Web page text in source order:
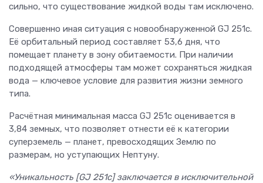
сильно, что существование жидкой воды там исключено.
Совершенно иная ситуация с новообнаруженной GJ 251c.
Её орбитальный период составляет 53,6 дня, что
помещает планету в зону обитаемости. При наличии
подходящей атмосферы там может сохраняться жидкая
вода — ключевое условие для развития жизни земного
типа.
Расчётная минимальная масса GJ 251c оценивается в
3,84 земных, что позволяет отнести её к категории
суперземель — планет, превосходящих Землю по
размерам, но уступающих Нептуну.
«Уникальность [GJ 251c] заключается в исключительной